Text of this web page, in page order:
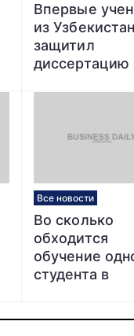
Впервые
из
защитил
диссертацию
Все новости
Во сколько
обходится
обучение
студента в